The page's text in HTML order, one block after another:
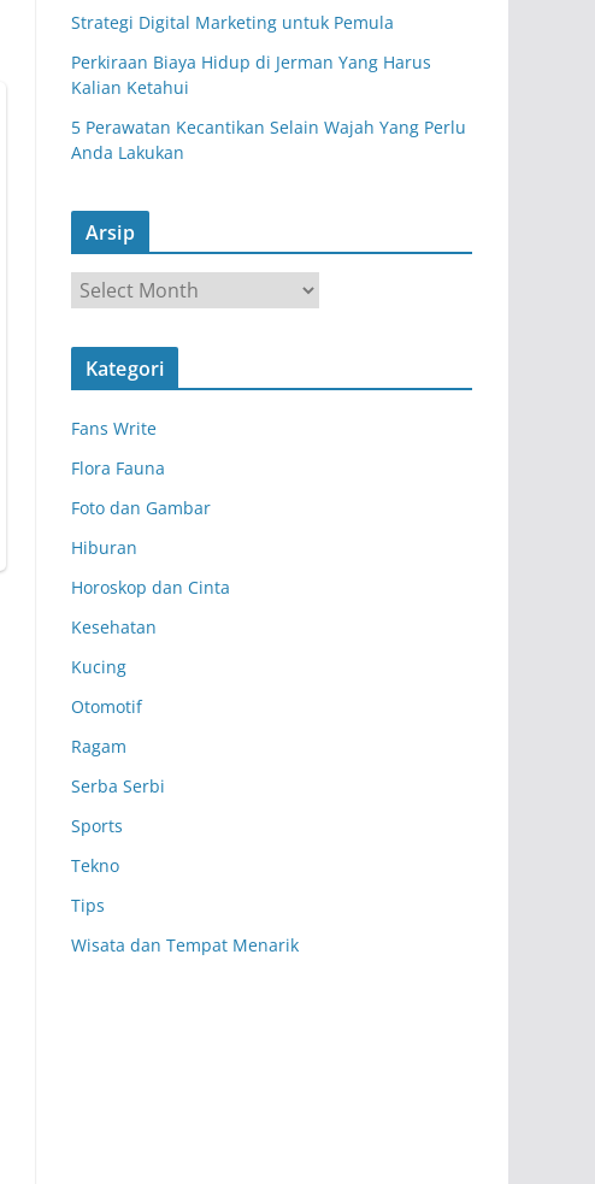
Strategi Digital Marketing untuk Pemula
Perkiraan Biaya Hidup di Jerman Yang Harus
Kalian Ketahui
5 Perawatan Kecantikan Selain Wajah Yang Perlu
Anda Lakukan
Arsip
r
s
Kategori
Fans Write
Flora Fauna
Foto dan Gambar
Hiburan
Horoskop dan Cinta
Kesehatan
Kucing
Otomotif
Ragam
Serba Serbi
Sports
Tekno
Tips
Wisata dan Tempat Menarik